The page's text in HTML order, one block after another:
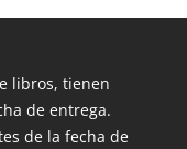
libros, tienen
de entrega.
de la fecha de